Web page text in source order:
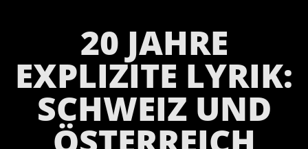
20 JAHRE
EXPLIZITE LYRIK:
SCHWEIZ UND